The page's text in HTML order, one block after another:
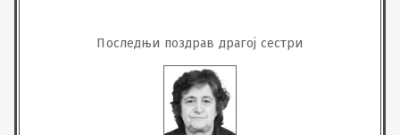
Последњи поздрав драгој сестри